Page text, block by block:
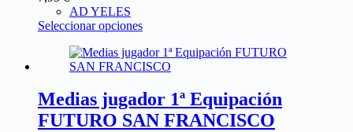
AD YELES
Seleccionar opciones
Medias jugador 1ª Equipación
FUTURO SAN FRANCISCO